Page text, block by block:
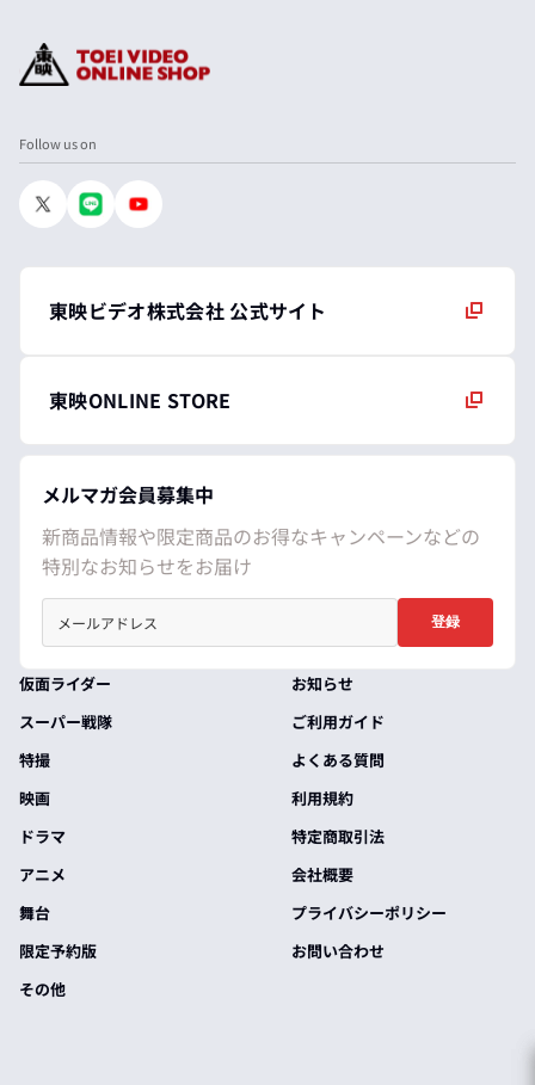
Follow us on
東映ビデオ株式会社 公式サイト
東映ONLINE STORE
メルマガ会員募集中
新商品情報や限定商品のお得なキャンペーンなどの
特別なお知らせをお届け
登録
仮面ライダー
スーパー戦隊
特撮
映画
ドラマ
アニメ
舞台
限定予約版
その他
お知らせ
ご利用ガイド
よくある質問
利用規約
特定商取引法
会社概要
プライバシーポリシー
お問い合わせ